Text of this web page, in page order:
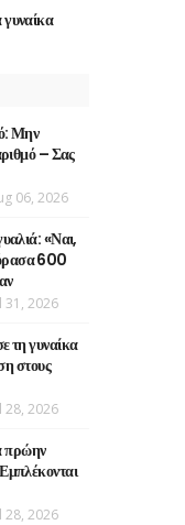
Μην
– Σας
06, 2026
«Ναι,
600
31, 2026
τη γυναίκα
στους
28, 2026
πρώην
28, 2026